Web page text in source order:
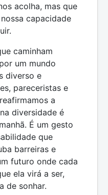
acolha, mas que
capacidade
caminham
um mundo
diverso e
pareceristas e
a
diversidade é
É um gesto
que
barreiras e
futuro onde cada
ela virá a ser,
de sonhar.